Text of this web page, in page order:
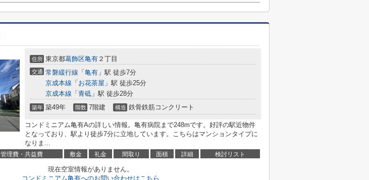
住所 東京都葛飾区亀有 ２丁目
交通 常磐緩行線 「 亀有 」駅 徒歩7分
京成本線 「 お花茶屋 」駅 徒歩25分
京成本線 「 青砥 」駅 徒歩28分
築年 築49年 階数 7階建 構造 鉄骨鉄筋コンクリート
コンドミニアム亀有Aの詳しい情報。亀有病院まで248mです。好評の駅近物件
となっており、駅より徒歩7分に立地しています。こちらはマンションタイプに
なりま...
管理費・共益費 敷金 礼金 間取り 面積 詳細 検討リスト
現在空室情報がありません。
コンドミニアム亀有へのお問い合わせはこちら